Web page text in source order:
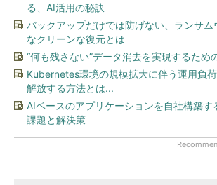
る、AI活用の秘訣
バックアップだけでは防げない、ランサ
なクリーンな復元とは
“何も残さない”データ消去を実現するため
Kubernetes環境の規模拡大に伴う運用負
解放する方法とは...
AIベースのアプリケーションを自社構築す
課題と解決策